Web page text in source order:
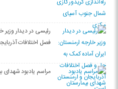
رئیسی در دیدار وزیر
فصل اختلافات
مراسم یادبود شهدای